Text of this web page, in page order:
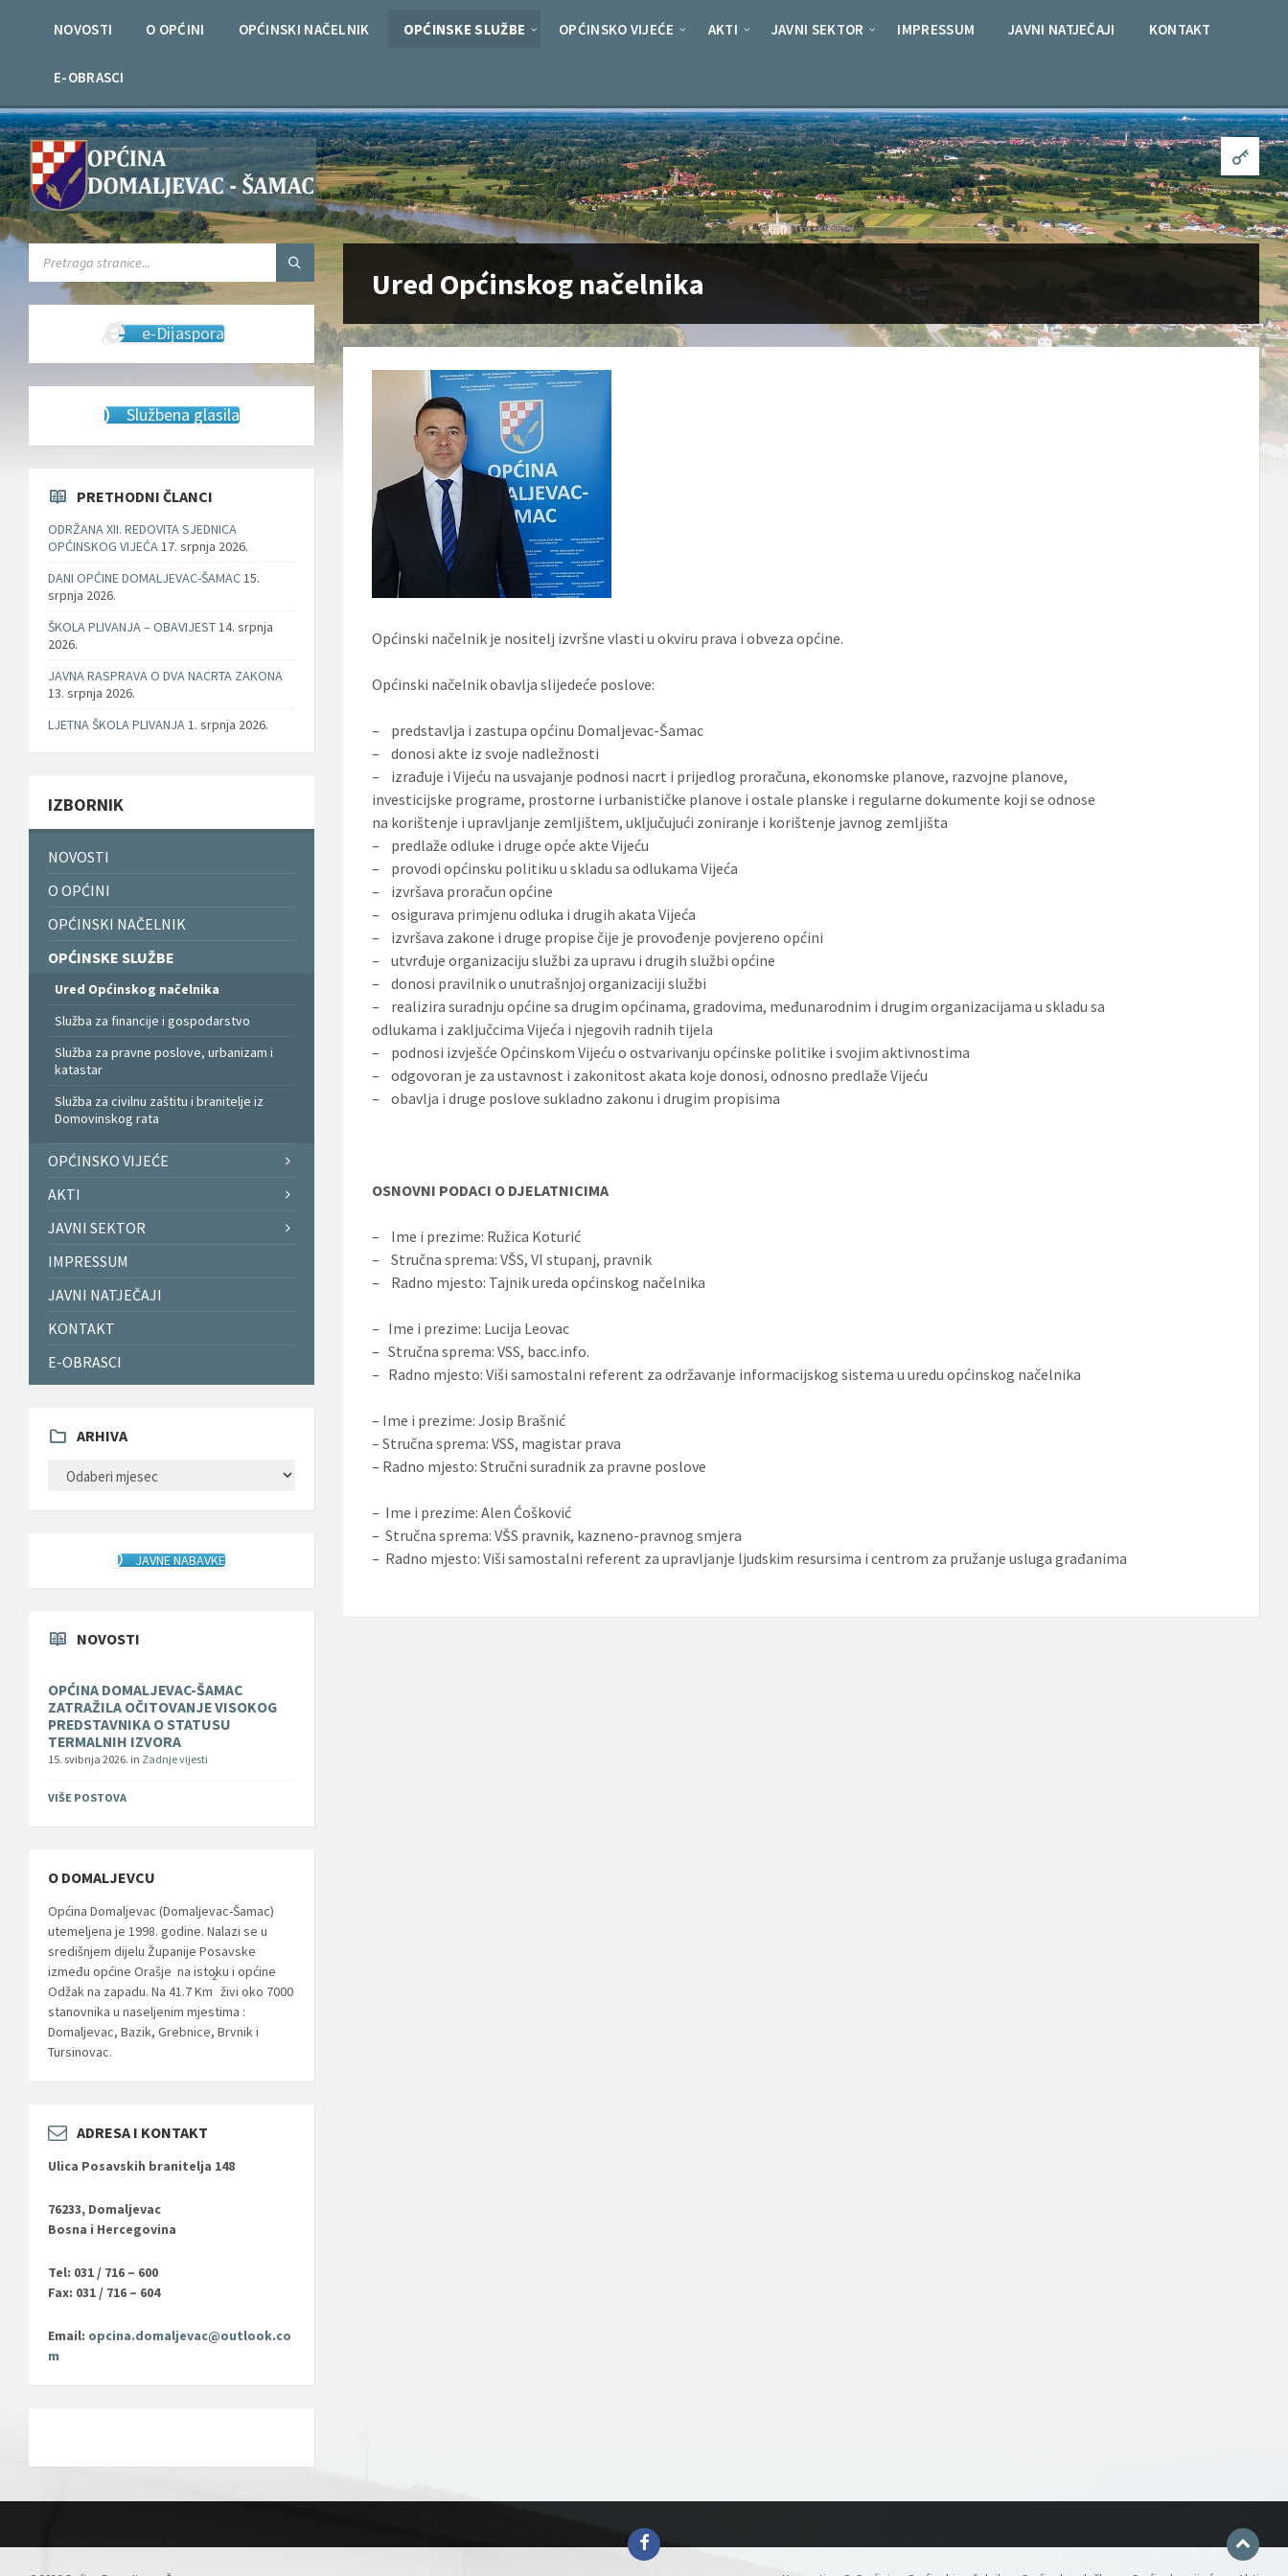
NOVOSTI O OPĆINI OPĆINSKI NAČELNIK OPĆINSKE SLUŽBE OPĆINSKO VIJEĆE AKTI JAVNI SEKTOR IMPRESSUM JAVNI NATJEČAJI KONTAKT
E-OBRASCI
Ured Općinskog načelnika
Općinski načelnik je nositelj izvršne vlasti u okviru prava i obveza općine.
Općinski načelnik obavlja slijedeće poslove:
– predstavlja i zastupa općinu Domaljevac-Šamac
– donosi akte iz svoje nadležnosti
– izrađuje i Vijeću na usvajanje podnosi nacrt i prijedlog proračuna, ekonomske planove, razvojne planove,
investicijske programe, prostorne i urbanističke planove i ostale planske i regularne dokumente koji se odnose
na korištenje i upravljanje zemljištem, uključujući zoniranje i korištenje javnog zemljišta
– predlaže odluke i druge opće akte Vijeću
– provodi općinsku politiku u skladu sa odlukama Vijeća
– izvršava proračun općine
– osigurava primjenu odluka i drugih akata Vijeća
– izvršava zakone i druge propise čije je provođenje povjereno općini
– utvrđuje organizaciju službi za upravu i drugih službi općine
– donosi pravilnik o unutrašnjoj organizaciji službi
– realizira suradnju općine sa drugim općinama, gradovima, međunarodnim i drugim organizacijama u skladu sa
odlukama i zaključcima Vijeća i njegovih radnih tijela
– podnosi izvješće Općinskom Vijeću o ostvarivanju općinske politike i svojim aktivnostima
– odgovoran je za ustavnost i zakonitost akata koje donosi, odnosno predlaže Vijeću
– obavlja i druge poslove sukladno zakonu i drugim propisima
OSNOVNI PODACI O DJELATNICIMA
– Ime i prezime: Ružica Koturić
– Stručna sprema: VŠS, VI stupanj, pravnik
– Radno mjesto: Tajnik ureda općinskog načelnika
– Ime i prezime: Lucija Leovac
– Stručna sprema: VSS, bacc.info.
– Radno mjesto: Viši samostalni referent za održavanje informacijskog sistema u uredu općinskog načelnika
– Ime i prezime: Josip Brašnić
– Stručna sprema: VSS, magistar prava
– Radno mjesto: Stručni suradnik za pravne poslove
– Ime i prezime: Alen Ćošković
– Stručna sprema: VŠS pravnik, kazneno-pravnog smjera
– Radno mjesto: Viši samostalni referent za upravljanje ljudskim resursima i centrom za pružanje usluga građanima
SEARCH:
e-Dijaspora
Službena glasila
PRETHODNI ČLANCI
ODRŽANA XII. REDOVITA SJEDNICA
OPĆINSKOG VIJEĆA17. srpnja 2026.
DANI OPĆINE DOMALJEVAC-ŠAMAC15.
srpnja 2026.
ŠKOLA PLIVANJA – OBAVIJEST14. srpnja
2026.
JAVNA RASPRAVA O DVA NACRTA ZAKONA
13. srpnja 2026.
LJETNA ŠKOLA PLIVANJA1. srpnja 2026.
IZBORNIK
NOVOSTI
O OPĆINI
OPĆINSKI NAČELNIK
OPĆINSKE SLUŽBE
Ured Općinskog načelnika
Služba za financije i gospodarstvo
Služba za pravne poslove, urbanizam i
katastar
Služba za civilnu zaštitu i branitelje iz
Domovinskog rata
OPĆINSKO VIJEĆE
AKTI
JAVNI SEKTOR
IMPRESSUM
JAVNI NATJEČAJI
KONTAKT
E-OBRASCI
ARHIVA
JAVNE NABAVKE
NOVOSTI
OPĆINA DOMALJEVAC-ŠAMAC
ZATRAŽILA OČITOVANJE VISOKOG
PREDSTAVNIKA O STATUSU
TERMALNIH IZVORA
15. svibnja 2026. in Zadnje vijesti
VIŠE POSTOVA
O DOMALJEVCU
Općina Domaljevac (Domaljevac-Šamac)
utemeljena je 1998. godine. Nalazi se u
središnjem dijelu Županije Posavske
između općine Orašje na istoku i općine
Odžak na zapadu. Na 41.7 Km
2
živi oko 7000
stanovnika u naseljenim mjestima :
Domaljevac, Bazik, Grebnice, Brvnik i
Tursinovac.
ADRESA I KONTAKT
Ulica Posavskih branitelja 148
76233, Domaljevac
Bosna i Hercegovina
Tel: 031 / 716 – 600
Fax: 031 / 716 – 604
Email: opcina.domaljevac@outlook.co
m
Facebook